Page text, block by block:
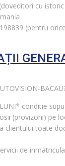
cu
(pentru
conditie
(provizorii) pe
clientului toate
de